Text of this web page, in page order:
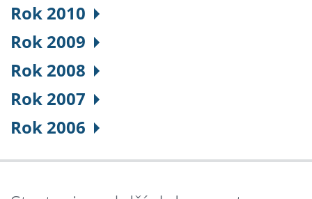
Rok 2010
Rok 2009
Rok 2008
Rok 2007
Rok 2006